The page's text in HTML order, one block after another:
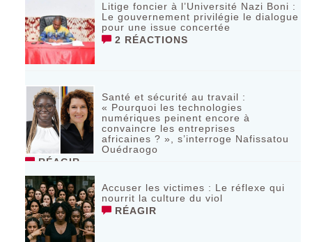
Litige foncier à l’Université Nazi Boni :
Le gouvernement privilégie le dialogue
pour une issue concertée
2 RÉACTIONS
Santé et sécurité au travail :
« Pourquoi les technologies
numériques peinent encore à
convaincre les entreprises
africaines ? », s’interroge Nafissatou
Ouédraogo
RÉAGIR
Accuser les victimes : Le réflexe qui
nourrit la culture du viol
RÉAGIR